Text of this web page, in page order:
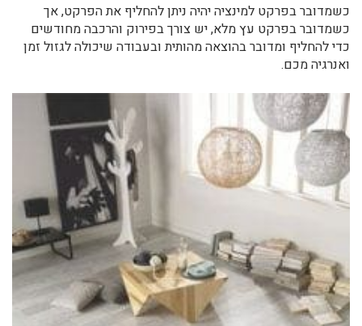
כשמדובר בפרקט למינציה יהיה ניתן להחליף את הפרקט, אך
כשמדובר בפרקט עץ מלא, יש צורך בפירוק והרכבה מחודשים
כדי להחליף ומדובר בהוצאה מהותית ובעבודה שיכולה לגזול זמן
ואנרגיה מכם.